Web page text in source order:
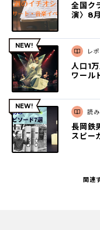
全国ク
演〉8
レ
人口1
ワール
読
長岡鉄
スピー
関連